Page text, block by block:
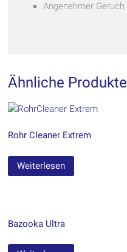
Angenehmer Geruch
Ähnliche Produkte
Rohr Cleaner Extrem
Weiterlesen
Bazooka Ultra